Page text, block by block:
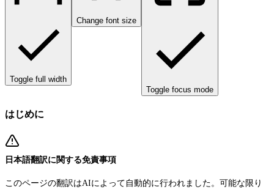
Toggle full width
Change font size
Toggle focus mode
はじめに
日本語翻訳に関する免責事項
このページの翻訳はAIによって自動的に行われました。可能な限り